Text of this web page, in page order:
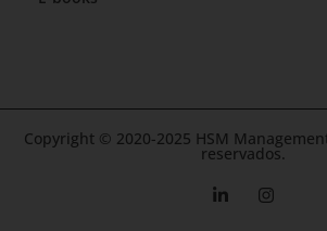
Copyright © 2020-2025 HSM
reservados.